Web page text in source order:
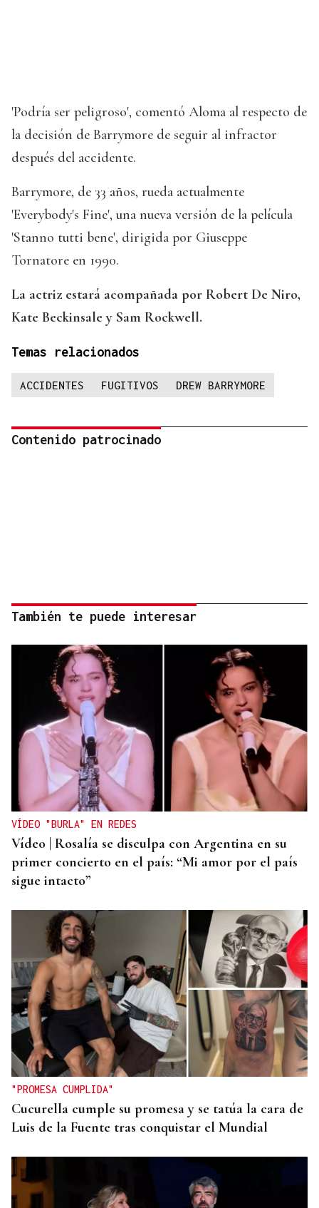
'Podría ser peligroso', comentó Aloma al respecto de
la decisión de Barrymore de seguir al infractor
después del accidente.
Barrymore, de 33 años, rueda actualmente
'Everybody's Fine', una nueva versión de la película
'Stanno tutti bene', dirigida por Giuseppe
Tornatore en 1990.
La actriz estará acompañada por Robert De Niro,
Kate Beckinsale y Sam Rockwell.
Temas relacionados
ACCIDENTES FUGITIVOS DREW BARRYMORE
Contenido patrocinado
También te puede interesar
VÍDEO "BURLA" EN REDES
Vídeo | Rosalía se disculpa con Argentina en su
primer concierto en el país: “Mi amor por el país
sigue intacto”
"PROMESA CUMPLIDA"
Cucurella cumple su promesa y se tatúa la cara de
Luis de la Fuente tras conquistar el Mundial